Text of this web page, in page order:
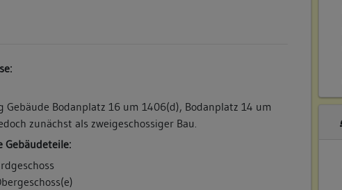
Gebäude Bodanplatz 16 um 1406(d), Bodanplatz 14 um
zunächst als zweigeschossiger Bau.
Gebäudeteile: